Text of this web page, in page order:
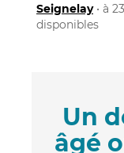
Seignelay• à
disponibles
Un
âgé